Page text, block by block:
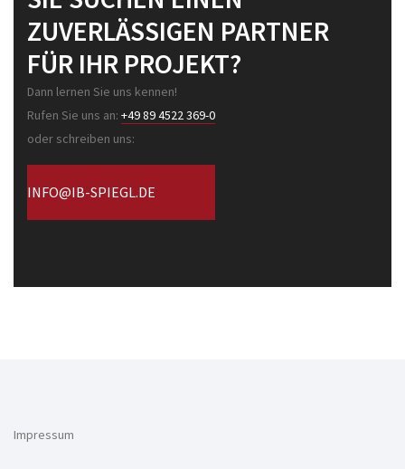
ZUVERLÄSSIGEN PARTNER
FÜR IHR PROJEKT?
Dann lernen Sie uns kennen!
Rufen Sie uns an: +49 89 4522 369-0
oder schreiben uns:
INFO@IB-SPIEGL.DE
Impressum